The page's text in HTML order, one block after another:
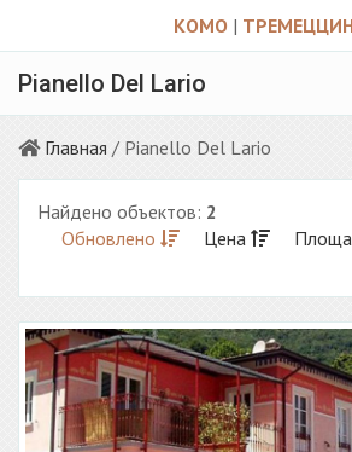
КОМО |
Pianello Del Lario
Главная / Pianello Del Lario
Найдено объектов: 2
Обновлено
Цена